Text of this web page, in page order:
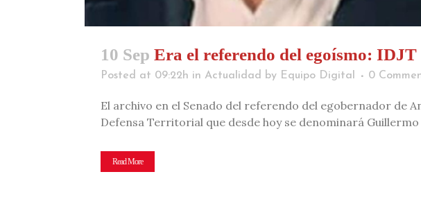
10 Sep Era el referendo del egoísmo:
Posted at 09:22h in Actualidad by Equipo Digital 0
El archivo en el Senado del referendo del egobernador de
Defensa Territorial que desde hoy se denominará
Read More